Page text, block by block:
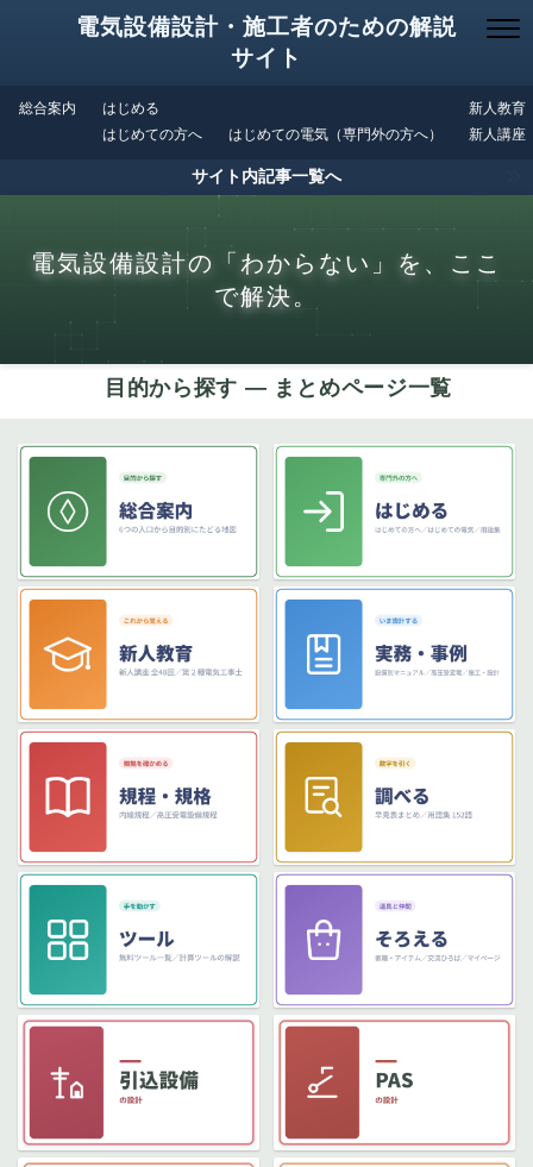
電気設備設計・施工者のための解説
サイト
総合案内
はじめる
はじめての方へ
はじめての電気（専門外の方へ）
新人教育
新人講座
サイト内記事一覧へ
電気設備設計の「わからない」を、ここ
で解決。